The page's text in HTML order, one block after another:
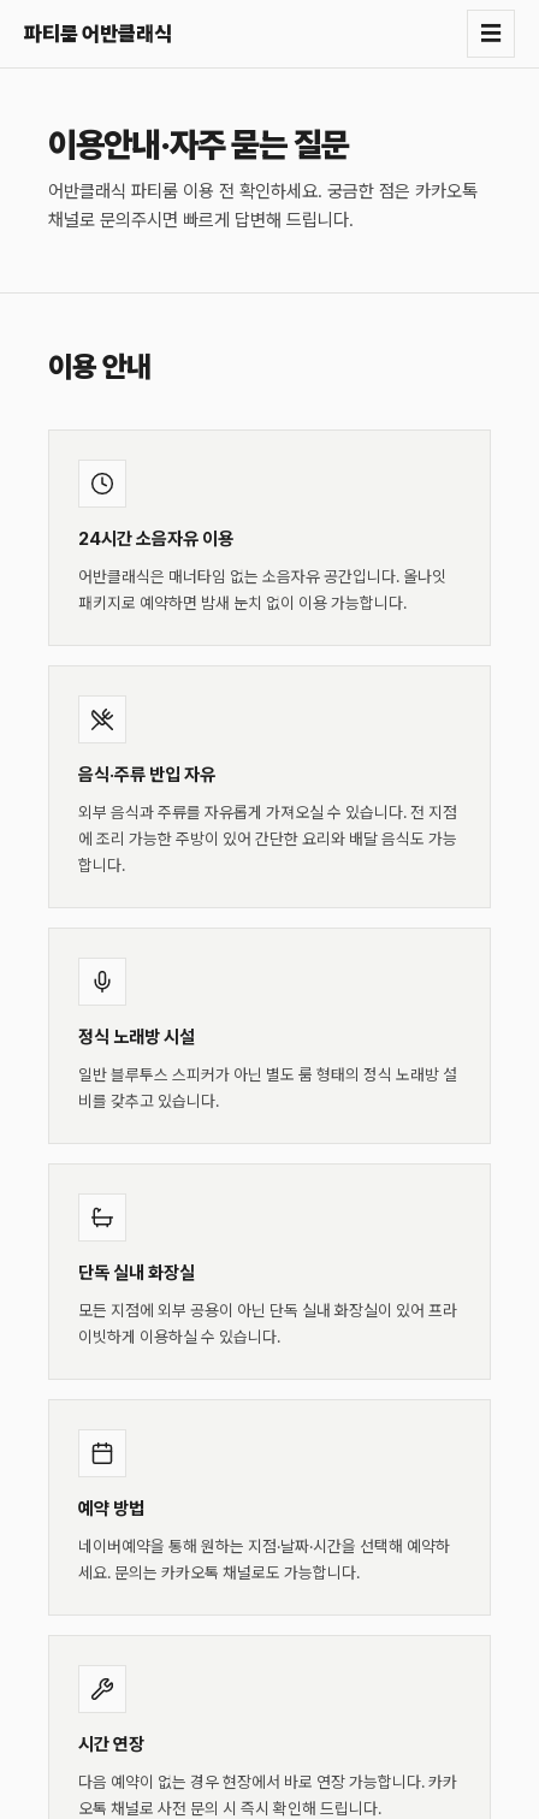
파티룸 어반클래식 ☰
이용안내·자주 묻는 질문
어반클래식 파티룸 이용 전 확인하세요. 궁금한 점은 카카오톡
채널로 문의주시면 빠르게 답변해 드립니다.
이용 안내
24시간 소음자유 이용
어반클래식은 매너타임 없는 소음자유 공간입니다. 올나잇
패키지로 예약하면 밤새 눈치 없이 이용 가능합니다.
음식·주류 반입 자유
외부 음식과 주류를 자유롭게 가져오실 수 있습니다. 전 지점
에 조리 가능한 주방이 있어 간단한 요리와 배달 음식도 가능
합니다.
정식 노래방 시설
일반 블루투스 스피커가 아닌 별도 룸 형태의 정식 노래방 설
비를 갖추고 있습니다.
단독 실내 화장실
모든 지점에 외부 공용이 아닌 단독 실내 화장실이 있어 프라
이빗하게 이용하실 수 있습니다.
예약 방법
네이버예약을 통해 원하는 지점·날짜·시간을 선택해 예약하
세요. 문의는 카카오톡 채널로도 가능합니다.
시간 연장
다음 예약이 없는 경우 현장에서 바로 연장 가능합니다. 카카
오톡 채널로 사전 문의 시 즉시 확인해 드립니다.